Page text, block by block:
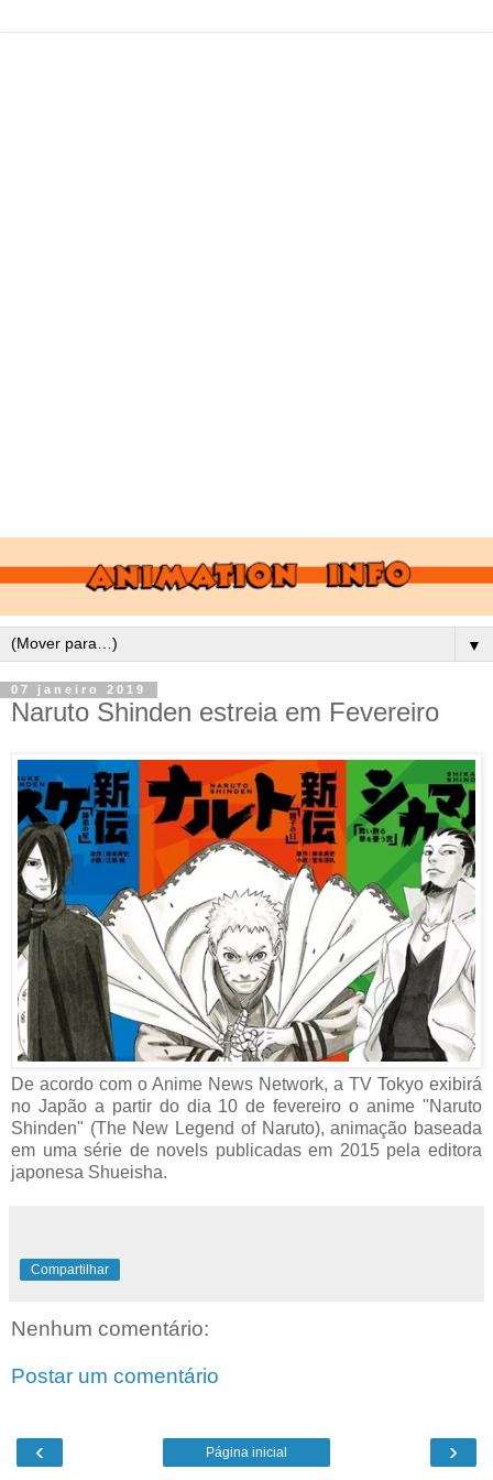
▼
07 janeiro 2019
Naruto Shinden estreia em Fevereiro
De acordo com o Anime News Network, a TV Tokyo exibirá
no Japão a partir do dia 10 de fevereiro o anime "Naruto
Shinden" (The New Legend of Naruto), animação baseada
em uma série de novels publicadas em 2015 pela editora
japonesa Shueisha.
Compartilhar
Nenhum comentário:
Postar um comentário
‹ ›
Página inicial